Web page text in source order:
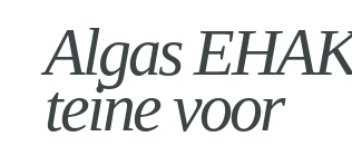
Algas
teine voor